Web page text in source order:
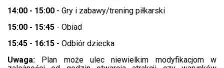
14:00 - 15:00 - Gry i zabawy/trening piłkarski
15:00 - 15:45 - Obiad
15:45 - 16:15 - Odbiór dziecka
Uwaga: Plan może ulec niewielkim modyfikacjom w